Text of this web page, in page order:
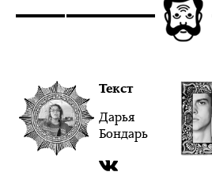
Текст
Дарья
Бондарь